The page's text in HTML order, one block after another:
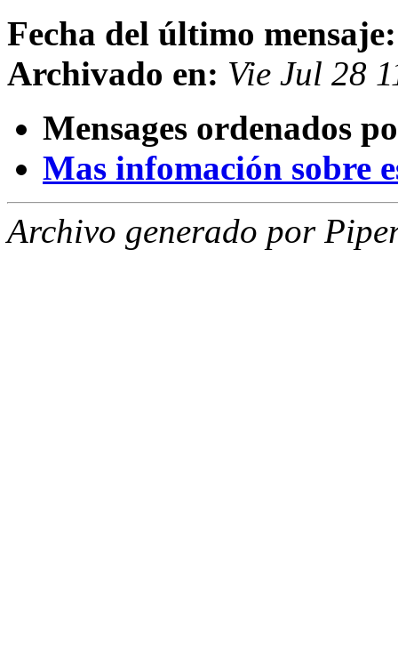
Fecha del último mensaje:
Archivado en: Vie Jul 28
Mensages ordenados
Mas infomación sobre
Archivo generado por